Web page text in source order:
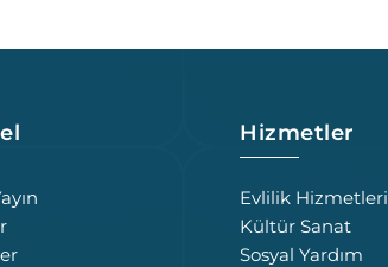
Hizmetler
Evlilik Hizmetleri
Kültür Sanat
Sosyal Yardım